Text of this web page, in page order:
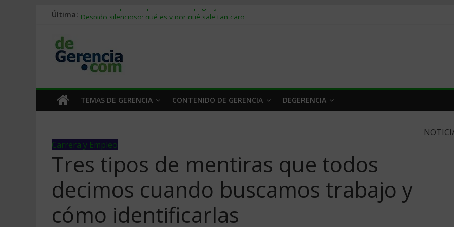
Última: Stablecoins para empresas: cómo pagar y cobrar en 2026
Trabajo forzoso en la cadena de suministro: qué hacer
Mercado hispano de EE. UU.: cómo segmentarlo y venderle
TEMAS DE GERENCIA CONTENIDO DE GERENCIA DEGERENCIA
Carrera y Empleo
Tres tipos de mentiras que todos
decimos cuando buscamos trabajo y
cómo identificarlas